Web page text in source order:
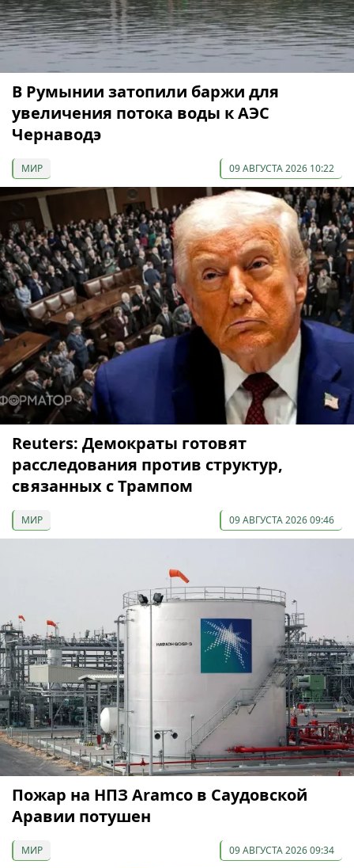
В Румынии затопили баржи для
увеличения потока воды к АЭС
Чернаводэ
МИР 09 АВГУСТА 2026 10:22
Reuters: Демократы готовят
расследования против структур,
связанных с Трампом
МИР 09 АВГУСТА 2026 09:46
Пожар на НПЗ Aramco в Саудовской
Аравии потушен
МИР 09 АВГУСТА 2026 09:34